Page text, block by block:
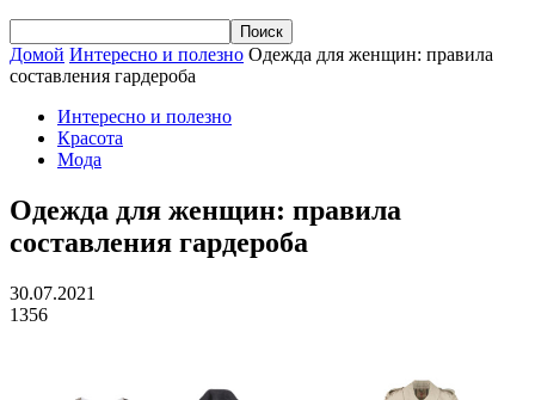
Домой Интересно и полезно Одежда для женщин: правила
составления гардероба
Интересно и полезно
Красота
Мода
Одежда для женщин: правила
составления гардероба
30.07.2021
1356